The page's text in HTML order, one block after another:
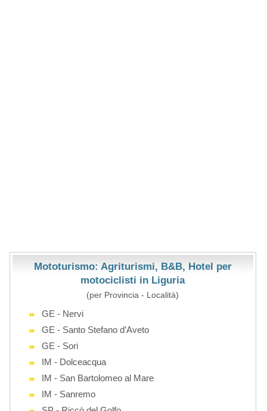
Mototurismo: Agriturismi, B&B, Hotel per
motociclisti in Liguria
(per Provincia - Località)
GE - Nervi
GE - Santo Stefano d’Aveto
GE - Sori
IM - Dolceacqua
IM - San Bartolomeo al Mare
IM - Sanremo